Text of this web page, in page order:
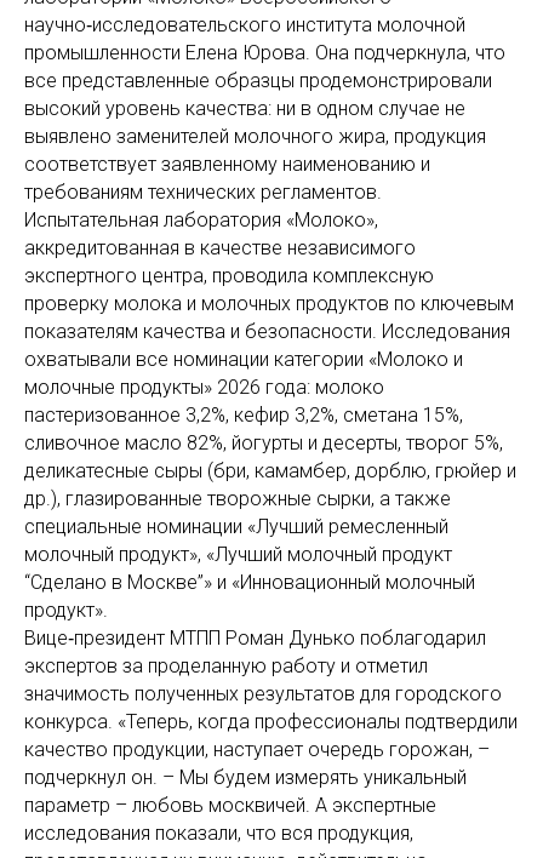
научно‑исследовательского института молочной
промышленности Елена Юрова. Она подчеркнула, что
все представленные образцы продемонстрировали
высокий уровень качества: ни в одном случае не
выявлено заменителей молочного жира, продукция
соответствует заявленному наименованию и
требованиям технических регламентов.
Испытательная лаборатория «Молоко»,
аккредитованная в качестве независимого
экспертного центра, проводила комплексную
проверку молока и молочных продуктов по ключевым
показателям качества и безопасности. Исследования
охватывали все номинации категории «Молоко и
молочные продукты» 2026 года: молоко
пастеризованное 3,2%, кефир 3,2%, сметана 15%,
сливочное масло 82%, йогурты и десерты, творог 5%,
деликатесные сыры (бри, камамбер, дорблю, грюйер и
др.), глазированные творожные сырки, а также
специальные номинации «Лучший ремесленный
молочный продукт», «Лучший молочный продукт
“Сделано в Москве”» и «Инновационный молочный
продукт».
Вице‑президент МТПП Роман Дунько поблагодарил
экспертов за проделанную работу и отметил
значимость полученных результатов для городского
конкурса. «Теперь, когда профессионалы подтвердили
качество продукции, наступает очередь горожан, –
подчеркнул он. – Мы будем измерять уникальный
параметр – любовь москвичей. А экспертные
исследования показали, что вся продукция,